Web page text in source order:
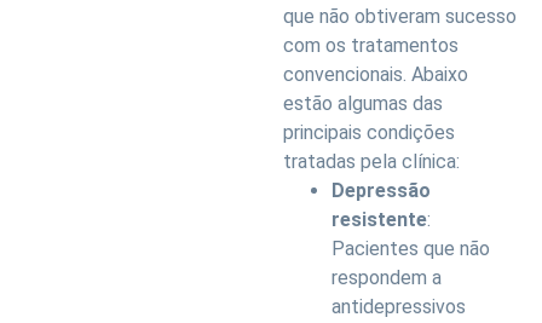
que não obtiveram sucesso
com os tratamentos
convencionais. Abaixo
estão algumas das
principais condições
tratadas pela clínica:
Depressão
resistente:
Pacientes que não
respondem a
antidepressivos